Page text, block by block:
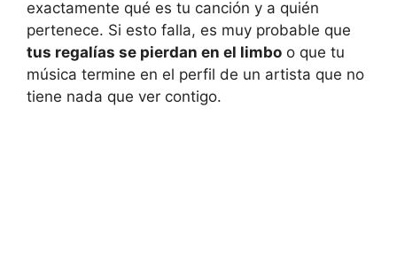
exactamente qué es tu canción y a quién
pertenece. Si esto falla, es muy probable que
tus regalías se pierdan en el limbo o que tu
música termine en el perfil de un artista que no
tiene nada que ver contigo.